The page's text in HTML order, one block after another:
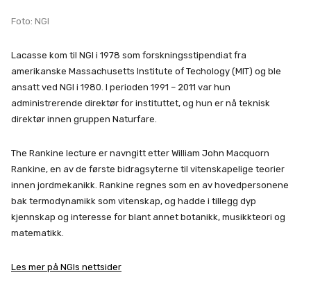
Foto: NGI
Lacasse kom til NGI i 1978 som forskningsstipendiat fra
amerikanske Massachusetts Institute of Techology (MIT) og ble
ansatt ved NGI i 1980. I perioden 1991 – 2011 var hun
administrerende direktør for instituttet, og hun er nå teknisk
direktør innen gruppen Naturfare.
The Rankine lecture er navngitt etter William John Macquorn
Rankine, en av de første bidragsyterne til vitenskapelige teorier
innen jordmekanikk. Rankine regnes som en av hovedpersonene
bak termodynamikk som vitenskap, og hadde i tillegg dyp
kjennskap og interesse for blant annet botanikk, musikkteori og
matematikk.
Les mer på NGIs nettsider